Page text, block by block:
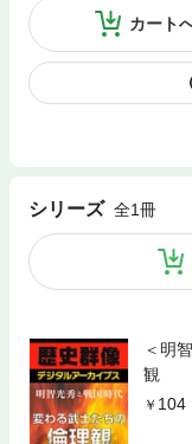
カート
シリーズ 全1冊
＜明
観
104